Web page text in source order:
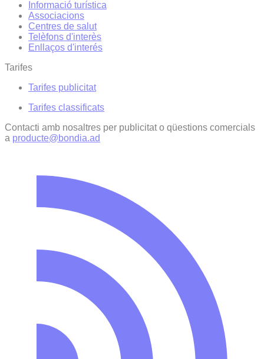
Informació turística
Associacions
Centres de salut
Telèfons d'interès
Enllaços d'interés
Tarifes
Tarifes publicitat
Tarifes classificats
Contacti amb nosaltres per publicitat o qüestions comercials
a producte@bondia.ad